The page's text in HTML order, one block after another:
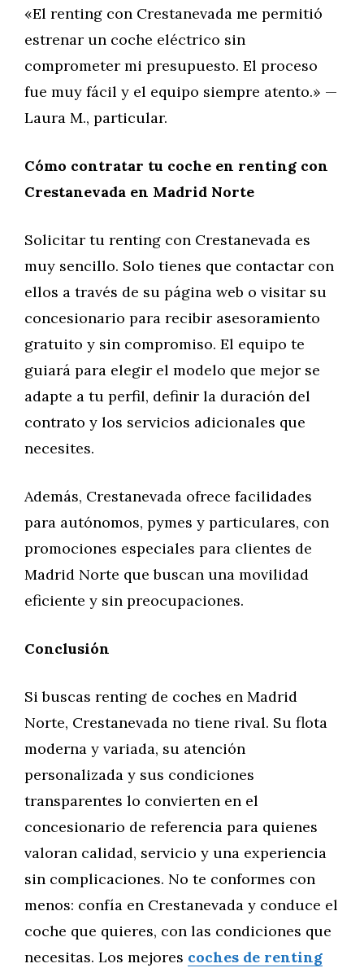
«El renting con Crestanevada me permitió
estrenar un coche eléctrico sin
comprometer mi presupuesto. El proceso
fue muy fácil y el equipo siempre atento.» —
Laura M., particular.
Cómo contratar tu coche en renting con
Crestanevada en Madrid Norte
Solicitar tu renting con Crestanevada es
muy sencillo. Solo tienes que contactar con
ellos a través de su página web o visitar su
concesionario para recibir asesoramiento
gratuito y sin compromiso. El equipo te
guiará para elegir el modelo que mejor se
adapte a tu perfil, definir la duración del
contrato y los servicios adicionales que
necesites.
Además, Crestanevada ofrece facilidades
para autónomos, pymes y particulares, con
promociones especiales para clientes de
Madrid Norte que buscan una movilidad
eficiente y sin preocupaciones.
Conclusión
Si buscas renting de coches en Madrid
Norte, Crestanevada no tiene rival. Su flota
moderna y variada, su atención
personalizada y sus condiciones
transparentes lo convierten en el
concesionario de referencia para quienes
valoran calidad, servicio y una experiencia
sin complicaciones. No te conformes con
menos: confía en Crestanevada y conduce el
coche que quieres, con las condiciones que
necesitas. Los mejores coches de renting